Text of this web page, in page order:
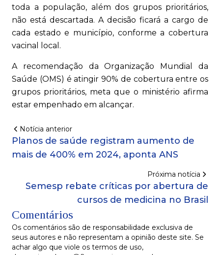
toda a população, além dos grupos prioritários,
não está descartada. A decisão ficará a cargo de
cada estado e município, conforme a cobertura
vacinal local.
A recomendação da Organização Mundial da
Saúde (OMS) é atingir 90% de cobertura entre os
grupos prioritários, meta que o ministério afirma
estar empenhado em alcançar.
Notícia anterior
Planos de saúde registram aumento de
mais de 400% em 2024, aponta ANS
Próxima notícia
Semesp rebate críticas por abertura de
cursos de medicina no Brasil
Comentários
Os comentários são de responsabilidade exclusiva de
seus autores e não representam a opinião deste site. Se
achar algo que viole os termos de uso,